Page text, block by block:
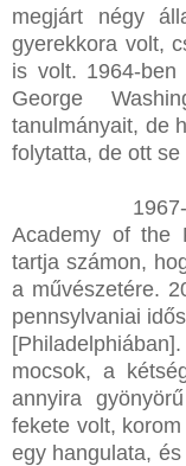
megjárt négy
gyerekkora volt,
is volt. 1964-
George
tanulmányait, de
folytatta, de ott
Academy of the
tartja számon,
a művészetére.
pennsylvaniai
mocsok, a
annyira
fekete volt,
egy hangulata,